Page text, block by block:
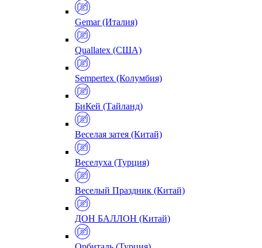
Gemar (Италия)
Quallatex (США)
Sempertex (Колумбия)
БиКей (Тайланд)
Веселая затея (Китай)
Веселуха (Турция)
Веселый Праздник (Китай)
ДОН БАЛЛОН (Китай)